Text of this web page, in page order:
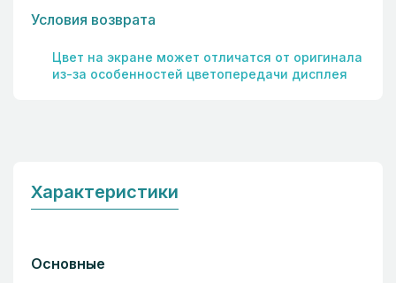
Условия возврата
Цвет на экране может отличатся от оригинала
из-за особенностей цветопередачи дисплея
Характеристики
Основные